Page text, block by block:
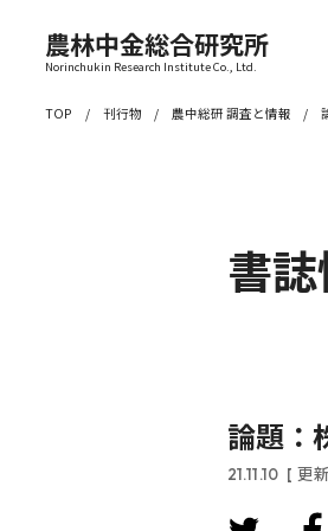
農林中金総合研究所
Norinchukin Research Institute Co., Ltd.
TOP 刊行物 農中総研 調査と情報
書
論題：
21.11.10 [ 更